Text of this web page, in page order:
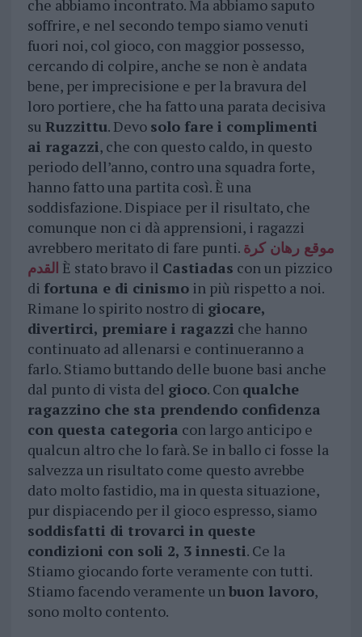
che abbiamo incontrato. Ma abbiamo saputo
soffrire, e nel secondo tempo siamo venuti
fuori noi, col gioco, con maggior possesso,
cercando di colpire, anche se non è andata
bene, per imprecisione e per la bravura del
loro portiere, che ha fatto una parata decisiva
su Ruzzittu. Devo solo fare i complimenti
ai ragazzi, che con questo caldo, in questo
periodo dell’anno, contro una squadra forte,
hanno fatto una partita così. È una
soddisfazione. Dispiace per il risultato, che
comunque non ci dà apprensioni, i ragazzi
avrebbero meritato di fare punti. موقع رهان كرة
القدم È stato bravo il Castiadas con un pizzico
di fortuna e di cinismoin più rispetto a noi.
Rimane lo spirito nostro di giocare,
divertirci, premiare i ragazzi che hanno
continuato ad allenarsi e continueranno a
farlo. Stiamo buttando delle buone basi anche
dal punto di vista del gioco. Con qualche
ragazzino che sta prendendo confidenza
con questa categoria con largo anticipo e
qualcun altro che lo farà. Se in ballo ci fosse la
salvezza un risultato come questo avrebbe
dato molto fastidio, ma in questa situazione,
pur dispiacendo per il gioco espresso, siamo
soddisfatti di trovarci in queste
condizioni con soli 2, 3 innesti. Ce la
Stiamo giocando forte veramente con tutti.
Stiamo facendo veramente unbuon lavoro,
sono molto contento.